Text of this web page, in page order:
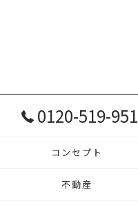
0120-519-951
コンセプト
不動産